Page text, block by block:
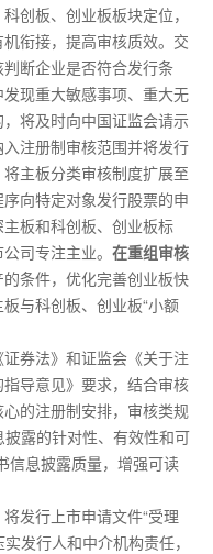
创板、创业板板块定位，
衔接，提高审核质效。交
断企业是否符合发行条
现重大敏感事项、重大无
将及时向中国证监会请示
入注册制审核范围并将发行
主板分类审核制度扩展至
向特定对象发行股票的申
板和科创板、创业板标
司专注主业。 在重组审核
条件，优化完善创业板快
与科创板、创业板“小额
券法》和证监会《关于注
导意见》要求，结合审核
的注册制安排，审核类规
披露的针对性、有效性和可
信息披露质量，增强可读
发行上市申请文件“受理
发行人和中介机构责任，